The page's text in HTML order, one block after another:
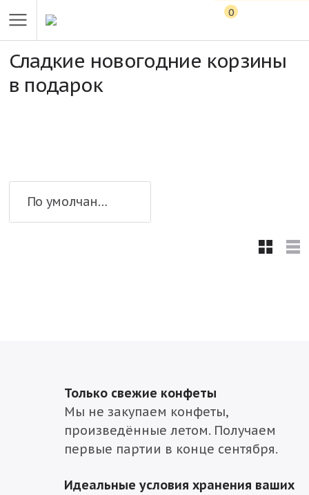
0
Сладкие новогодние корзины
в подарок
По умолчанию
Только свежие конфеты
Мы не закупаем конфеты,
произведённые летом. Получаем
первые партии в конце сентября.
Идеальные условия хранения ваших